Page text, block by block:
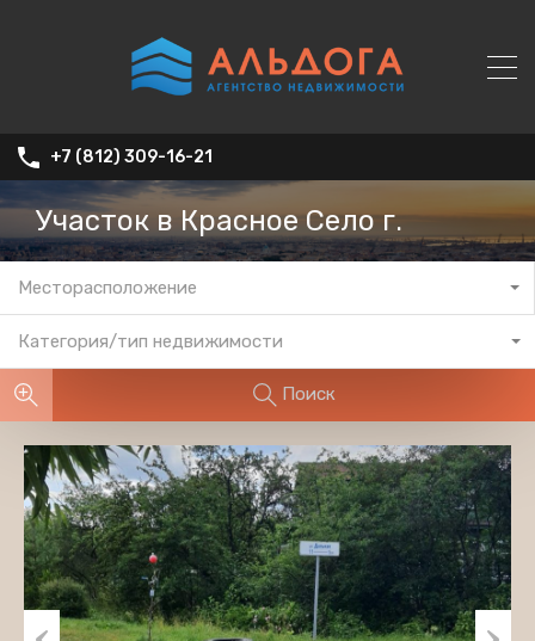
+7 (812) 309-16-21
Участок в Красное Село г.
Месторасположение
Категория/тип недвижимости
Поиск